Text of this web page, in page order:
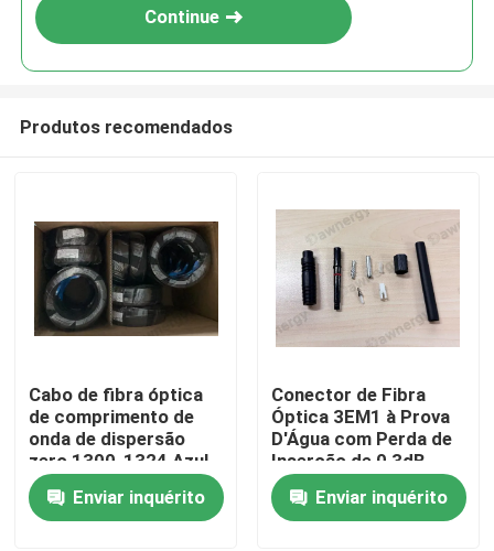
Casa
Produtos
Continue
Produtos recomendados
Cabo de fibra óptica
de comprimento de
onda de dispersão
zero 1300-1324 Azul
Enviar inquérito
Conector de Fibra
Óptica 3EM1 à Prova
D'Água com Perda de
Inserção de 0,3dB
Enviar inquérito